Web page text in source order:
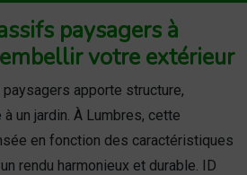
paysagers à
votre extérieur
apporte structure,
un jardin. À Lumbres, cette
en fonction des caractéristiques
rendu harmonieux et durable. ID